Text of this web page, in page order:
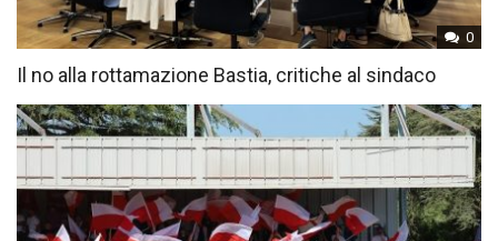
0
Il no alla rottamazione Bastia, critiche al sindaco